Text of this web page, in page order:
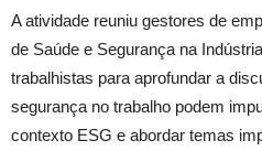
A atividade reuniu gestores de
de Saúde e Segurança na
trabalhistas para aprofundar a
segurança no trabalho podem
contexto ESG e abordar temas